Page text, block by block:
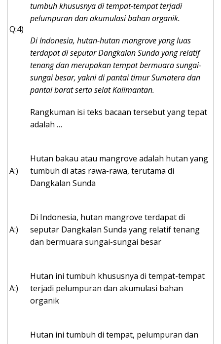
Q:4)
tumbuh khususnya di tempat-tempat terjadi
pelumpuran dan akumulasi bahan organik.
Di Indonesia, hutan-hutan mangrove yang luas
terdapat di seputar Dangkalan Sunda yang relatif
tenang dan merupakan tempat bermuara sungai-
sungai besar, yakni di pantai timur Sumatera dan
pantai barat serta selat Kalimantan.
Rangkuman isi teks bacaan tersebut yang tepat
adalah …
A:)
Hutan bakau atau mangrove adalah hutan yang
tumbuh di atas rawa-rawa, terutama di
Dangkalan Sunda
A:)
Di Indonesia, hutan mangrove terdapat di
seputar Dangkalan Sunda yang relatif tenang
dan bermuara sungai-sungai besar
A:)
Hutan ini tumbuh khususnya di tempat-tempat
terjadi pelumpuran dan akumulasi bahan
organik
Hutan ini tumbuh di tempat, pelumpuran dan